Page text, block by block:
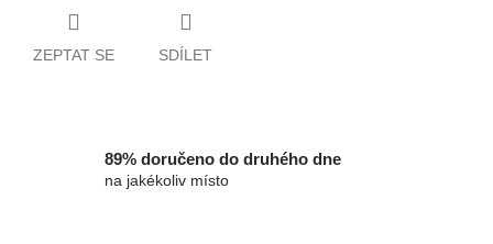
ZEPTAT SE SDÍLET
89% doručeno do druhého dne
na jakékoliv místo